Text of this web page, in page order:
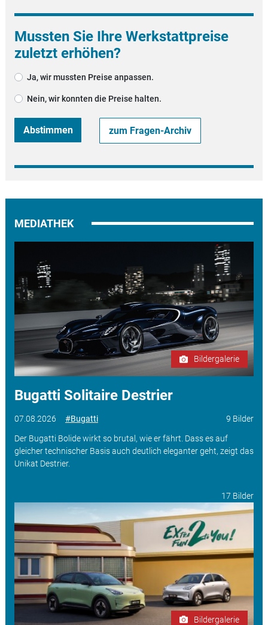
Mussten Sie Ihre Werkstattpreise
zuletzt erhöhen?
Ja, wir mussten Preise anpassen.
Nein, wir konnten die Preise halten.
Abstimmen zum Fragen-Archiv
MEDIATHEK
Bildergalerie
Bugatti Solitaire Destrier
07.08.2026 #Bugatti 9 Bilder
Der Bugatti Bolide wirkt so brutal, wie er fährt. Dass es auf
gleicher technischer Basis auch deutlich eleganter geht, zeigt das
Unikat Destrier.
17 Bilder
Bildergalerie